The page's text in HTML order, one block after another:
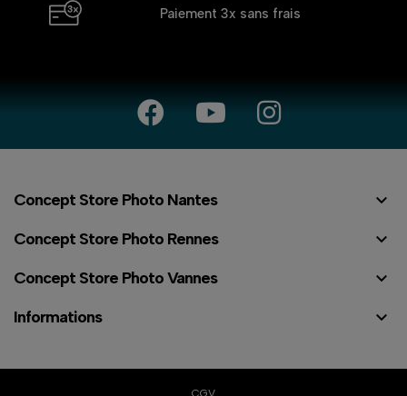
Paiement 3x sans frais
Concept Store Photo Nantes 
Concept Store Photo Rennes 
Concept Store Photo Vannes 
Informations 
CGV